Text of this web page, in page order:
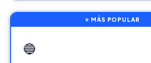
⭐ MÁS POPULAR
🔵